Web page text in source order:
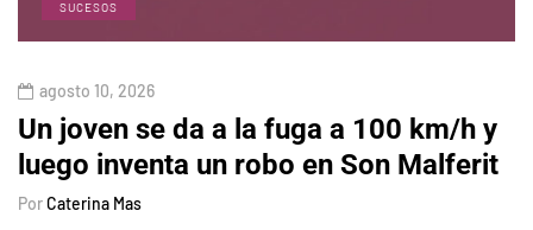
SUCESOS
agosto 10, 2026
Un joven se da a la fuga a 100 km/h y
luego inventa un robo en Son Malferit
PorCaterina Mas